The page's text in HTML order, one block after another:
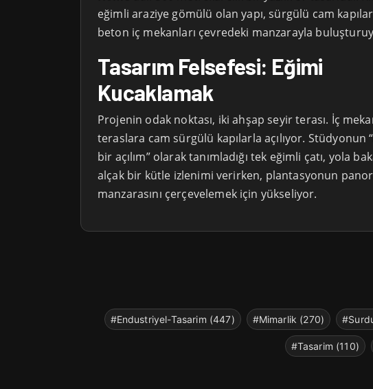
eğimli araziye gömülü olan yapı, sürgülü cam kapılar
beton iç mekanları çevredeki manzarayla
Tasarım Felsefesi: Eğimi
Kucaklamak
Projenin odak noktası, iki ahşap seyir terası. İç
teraslara cam sürgülü kapılarla açılıyor. Stüdyonun
bir açılım” olarak tanımladığı tek eğimli çatı, yola
alçak bir kütle izlenimi verirken, plantasyonun
manzarasını çerçevelemek için yükseliyor.
#Endustriyel-Tasarim (447) #Mimarlik (270)
#Tasarim (110)